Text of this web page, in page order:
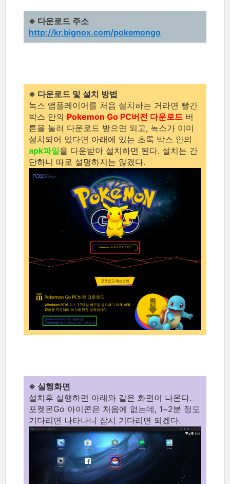
※ 다운로드 주소
http://kr.bignox.com/pokemongo
※ 다운로드 및 설치 방법
녹스 앱플레이어를 처음 설치하는 거라면 빨간
박스 안의 Pokemon Go PC버전 다운로드 버
튼을 눌러 다운로드 받으면 되고, 녹스가 이미
설치되어 있다면 아래에 있는 초록 박스 안의
apk파일을 다운받아 설치하면 된다. 설치는 간
단하니 따로 설명하지는 않겠다.
※ 실행화면
설치후 실행하면 아래와 같은 화면이 나온다.
포켓몬Go 아이콘은 처음에 없는데, 1~2분 정도
기다리면 나타나니 잠시 기다리면 되겠다.